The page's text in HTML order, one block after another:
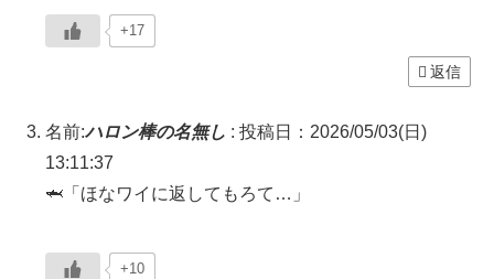
+17
返信
名前:ハロン棒の名無し : 投稿日：2026/05/03(日)
13:11:37
🦈「ほなワイに返してもろて…」
+10